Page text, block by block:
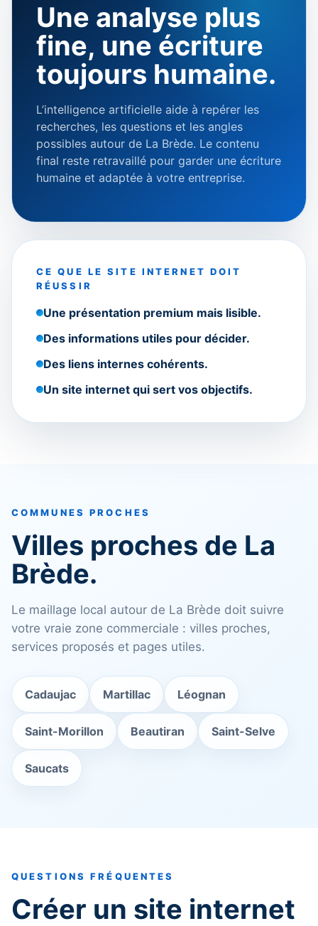
Une analyse plus
fine, une écriture
toujours humaine.
L’intelligence artificielle aide à repérer les
recherches, les questions et les angles
possibles autour de La Brède. Le contenu
final reste retravaillé pour garder une écriture
humaine et adaptée à votre entreprise.
CE QUE LE SITE INTERNET DOIT
RÉUSSIR
Une présentation premium mais lisible.
Des informations utiles pour décider.
Des liens internes cohérents.
Un site internet qui sert vos objectifs.
COMMUNES PROCHES
Villes proches de La
Brède.
Le maillage local autour de La Brède doit suivre
votre vraie zone commerciale : villes proches,
services proposés et pages utiles.
Cadaujac Martillac Léognan
Saint-Morillon Beautiran Saint-Selve
Saucats
QUESTIONS FRÉQUENTES
Créer un site internet